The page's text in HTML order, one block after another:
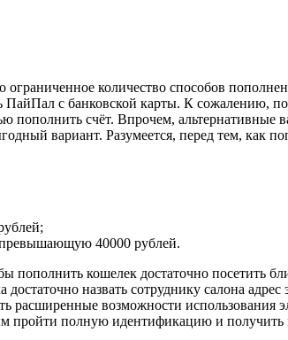
ограниченное количество способов
с банковской карты. К сожалению,
пополнить счёт. Впрочем,
вариант. Разумеется, перед тем, как
40000 рублей.
пополнить кошелек достаточно посетить
назвать сотруднику салона
расширенные возможности
пройти полную идентификацию и